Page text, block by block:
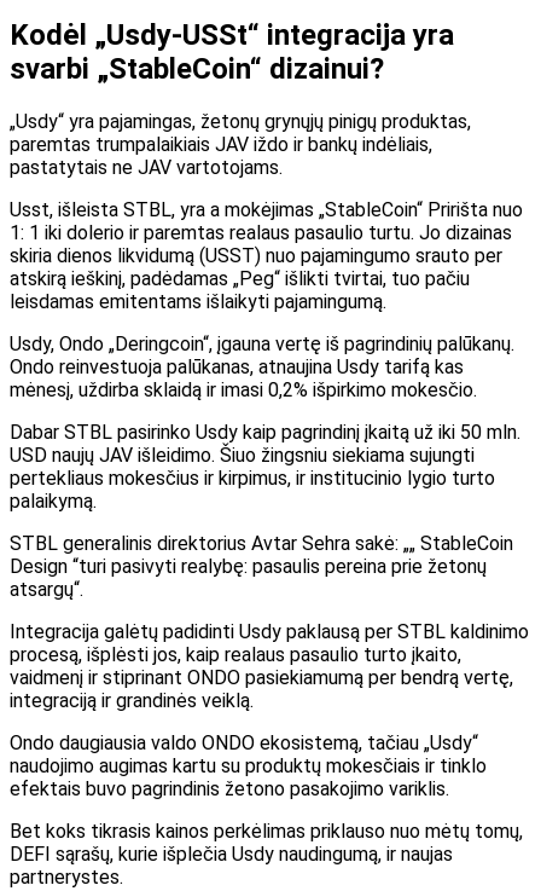
Kodėl „Usdy-USSt“ integracija yra
svarbi „StableCoin“ dizainui?
„Usdy“ yra pajamingas, žetonų grynųjų pinigų produktas,
paremtas trumpalaikiais JAV iždo ir bankų indėliais,
pastatytais ne JAV vartotojams.
Usst, išleista STBL, yra a mokėjimas „StableCoin“ Pririšta nuo
1: 1 iki dolerio ir paremtas realaus pasaulio turtu. Jo dizainas
skiria dienos likvidumą (USST) nuo pajamingumo srauto per
atskirą ieškinį, padėdamas „Peg“ išlikti tvirtai, tuo pačiu
leisdamas emitentams išlaikyti pajamingumą.
Usdy, Ondo „Deringcoin“, įgauna vertę iš pagrindinių palūkanų.
Ondo reinvestuoja palūkanas, atnaujina Usdy tarifą kas
mėnesį, uždirba sklaidą ir imasi 0,2% išpirkimo mokesčio.
Dabar STBL pasirinko Usdy kaip pagrindinį įkaitą už iki 50 mln.
USD naujų JAV išleidimo. Šiuo žingsniu siekiama sujungti
pertekliaus mokesčius ir kirpimus, ir institucinio lygio turto
palaikymą.
STBL generalinis direktorius Avtar Sehra sakė: „„ StableCoin
Design “turi pasivyti realybę: pasaulis pereina prie žetonų
atsargų“.
Integracija galėtų padidinti Usdy paklausą per STBL kaldinimo
procesą, išplėsti jos, kaip realaus pasaulio turto įkaito,
vaidmenį ir stiprinant ONDO pasiekiamumą per bendrą vertę,
integraciją ir grandinės veiklą.
Ondo daugiausia valdo ONDO ekosistemą, tačiau „Usdy“
naudojimo augimas kartu su produktų mokesčiais ir tinklo
efektais buvo pagrindinis žetono pasakojimo variklis.
Bet koks tikrasis kainos perkėlimas priklauso nuo mėtų tomų,
DEFI sąrašų, kurie išplečia Usdy naudingumą, ir naujas
partnerystes.